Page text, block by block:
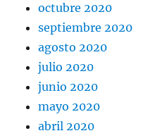
octubre 2020
septiembre 2020
agosto 2020
julio 2020
junio 2020
mayo 2020
abril 2020